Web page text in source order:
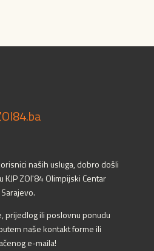
naših usluga, dobro došli
KJP ZOI'84 Olimpijski Centar
Sarajevo.
prijedlog ili poslovnu ponudu
naše kontakt forme ili
e-maila!